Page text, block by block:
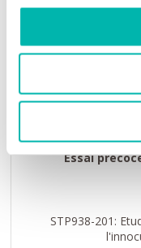
Essai
STP938-201: